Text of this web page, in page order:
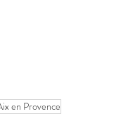
en Provence